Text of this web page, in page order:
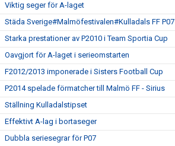
Viktig seger för A-laget
Städa Sverige#Malmöfestivalen#Kulladals FF P07
Starka prestationer av P2010 i Team Sportia Cup
Oavgjort för A-laget i serieomstarten
F2012/2013 imponerade i Sisters Football Cup
P2014 spelade förmatcher till Malmö FF - Sirius
Ställning Kulladalstipset
Effektivt A-lag i bortaseger
Dubbla seriesegrar för P07